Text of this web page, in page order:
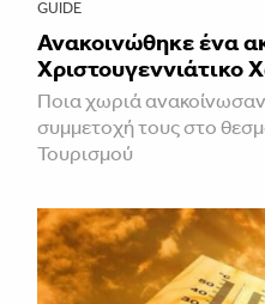
GUIDE
Ανακοινώθηκε ένα
Χριστουγεννιάτικο
Ποια χωριά
συμμετοχή τους στο
Τουρισμού